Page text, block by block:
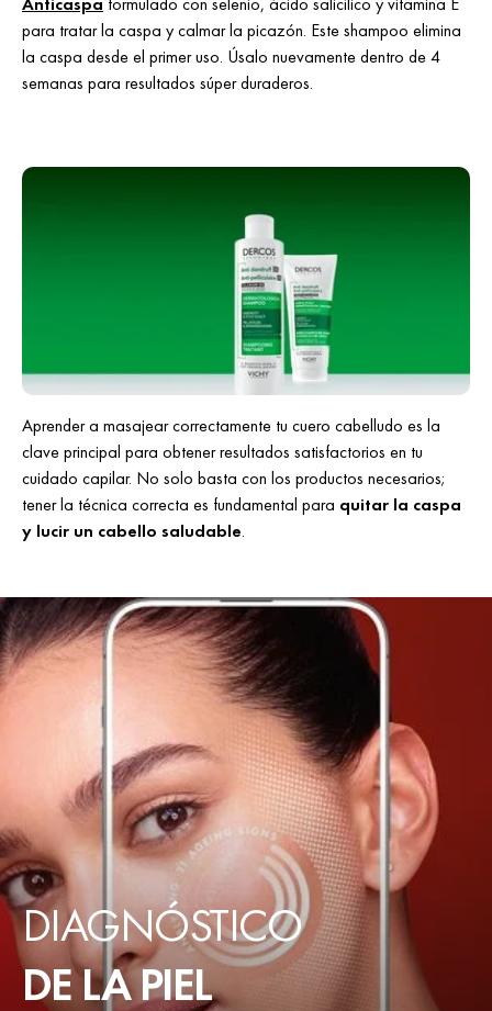
para tratar la caspa y calmar la picazón. Este shampoo elimina
la caspa desde el primer uso. Úsalo nuevamente dentro de 4
semanas para resultados súper duraderos.
Aprender a masajear correctamente tu cuero cabelludo es la
clave principal para obtener resultados satisfactorios en tu
cuidado capilar. No solo basta con los productos necesarios;
tener la técnica correcta es fundamental para quitar la caspa
y lucir un cabello saludable.
DIAGNÓSTICO
DE LA PIEL